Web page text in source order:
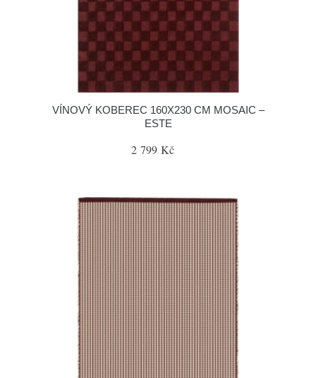
VÍNOVÝ KOBEREC 160X230 CM MOSAIC –
ESTE
2 799 Kč